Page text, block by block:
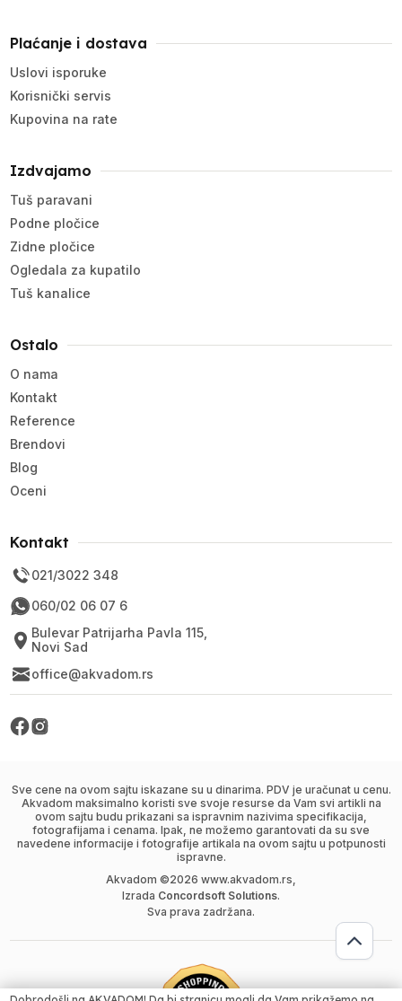
Plaćanje i dostava
Uslovi isporuke
Korisnički servis
Kupovina na rate
Izdvajamo
Tuš paravani
Podne pločice
Zidne pločice
Ogledala za kupatilo
Tuš kanalice
Ostalo
O nama
Kontakt
Reference
Brendovi
Blog
Oceni
Kontakt
021/3022 348
060/02 06 07 6
Bulevar Patrijarha Pavla 115,
Novi Sad
office@akvadom.rs
Sve cene na ovom sajtu iskazane su u dinarima. PDV je uračunat u cenu.
Akvadom maksimalno koristi sve svoje resurse da Vam svi artikli na
ovom sajtu budu prikazani sa ispravnim nazivima specifikacija,
fotografijama i cenama. Ipak, ne možemo garantovati da su sve
navedene informacije i fotografije artikala na ovom sajtu u potpunosti
ispravne.
Akvadom ©2026 www.akvadom.rs,
Izrada Concordsoft Solutions.
Sva prava zadržana.